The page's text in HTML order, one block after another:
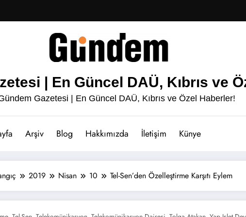
| En Güncel DAÜ, Kıbrıs ve
Gazetesi | En Güncel DAÜ, Kıbrıs ve Özel Haberler!
Arşiv Blog Hakkımızda İletişim Künye
2019 Nisan 10 Tel-Sen’den Özelleştirme Karşıtı Eylem